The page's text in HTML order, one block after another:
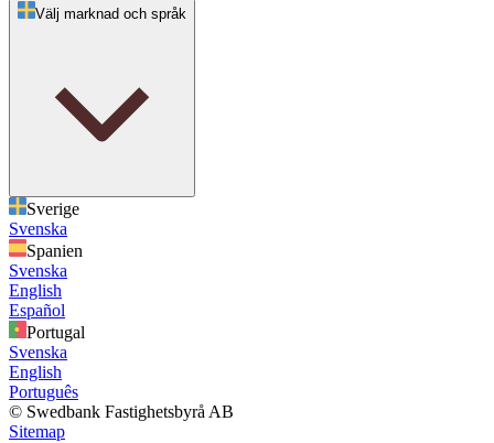
Välj marknad och språk
Sverige
Svenska
Spanien
Svenska
English
Español
Portugal
Svenska
English
Português
© Swedbank Fastighetsbyrå AB
Sitemap